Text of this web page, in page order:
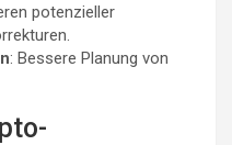
potenzieller
: Bessere Planung von